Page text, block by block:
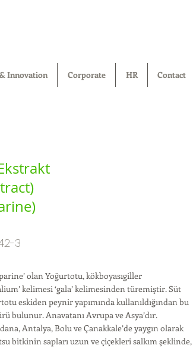
Innovation Corporate HR Contact
3
olan Yoğurtotu, kökboyasıgiller
kelimesi ‘gala’ kelimesinden türemiştir. Süt
eskiden peynir yapımında kullanıldığından bu
bulunur. Anavatanı Avrupa ve Asya’dır.
Antalya, Bolu ve Çanakkale’de yaygın olarak
bitkinin sapları uzun ve çiçekleri salkım şeklinde,